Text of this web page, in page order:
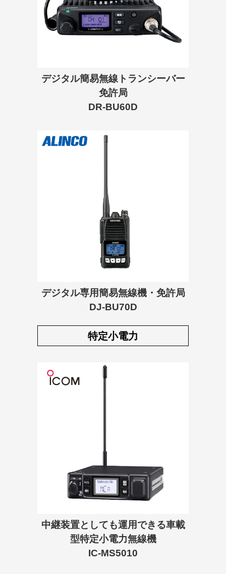
デジタル簡易無線トランシーバー
免許局
DR-BU60D
デジタル専用簡易無線機・免許局
DJ-BU70D
特定小電力
中継装置としても運用できる車載
型特定小電力無線機
IC-MS5010